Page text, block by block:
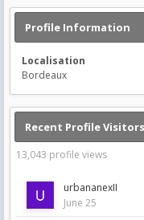
Profile Information
Localisation
Bordeaux
Recent Profile Visitors
13,043 profile views
urbananexII
June 25